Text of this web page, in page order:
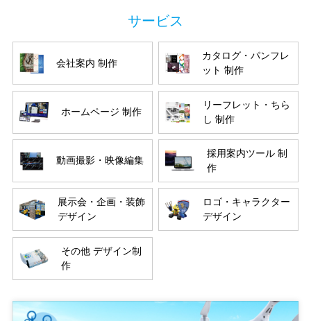
会社案内 制作
カタログ・パンフレ
ット 制作
ホームページ 制作
リーフレット・ちら
し 制作
動画撮影・映像編集
採用案内ツール 制
作
展示会・企画・装飾
デザイン
ロゴ・キャラクター
デザイン
その他 デザイン制
作